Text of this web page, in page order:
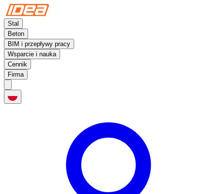
Stal
Beton
BIM i przepływy pracy
Wsparcie i nauka
Cennik
Firma